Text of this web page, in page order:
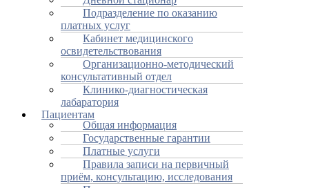
Подразделение по оказанию
платных услуг
Кабинет медицинского
освидетельствования
Организационно-методический
консультативный отдел
Клинико-диагностическая
лабаратория
Пациентам
Общая информация
Государственные гарантии
Платные услуги
Правила записи на первичный
приём, консультацию, исследования